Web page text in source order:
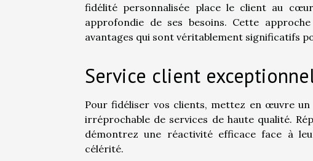
fidélité personnalisée place le client au
approfondie de ses besoins. Cette
avantages qui sont véritablement significatifs
Service client
Pour fidéliser vos clients, mettez en œuvre
irréprochable de services de haute qualité.
démontrez une réactivité efficace face à
célérité.